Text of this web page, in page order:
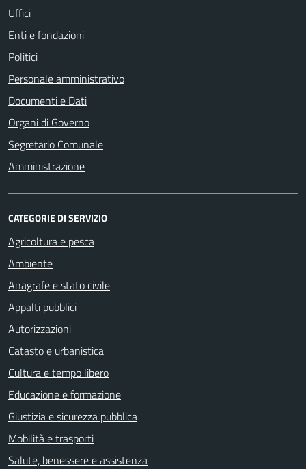
Uffici
Enti e fondazioni
Politici
Personale amministrativo
Documenti e Dati
Organi di Governo
Segretario Comunale
Amministrazione
CATEGORIE DI SERVIZIO
Agricoltura e pesca
Ambiente
Anagrafe e stato civile
Appalti pubblici
Autorizzazioni
Catasto e urbanistica
Cultura e tempo libero
Educazione e formazione
Giustizia e sicurezza pubblica
Mobilità e trasporti
Salute, benessere e assistenza